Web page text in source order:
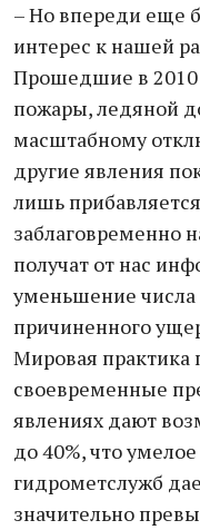
– Но впереди еще
интерес к нашей
Прошедшие в 2010
пожары, ледяной
масштабному
другие явления
лишь
заблаговременно
получат от нас
уменьшение
причиненного
Мировая практика
своевременные
явлениях дают
до 40%, что
гидрометслужб
значительно